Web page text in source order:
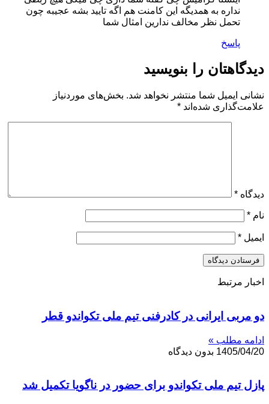
نداره به همدیگه این کامنت هم اگه تایید بشه عجیبه چون
تحمل نظر مخالف ندارین امثال شما
پاسخ
دیدگاهتان را بنویسید
نشانی ایمیل شما منتشر نخواهد شد. بخش‌های موردنیاز
علامت‌گذاری شده‌اند *
دیدگاه *
نام *
ایمیل *
اخبار مرتبط
دو مربی ایرانی در کادرفنی تیم ملی تکواندو قطر
ادامه مطلب »
1405/04/20 بدون دیدگاه
پازل تیم ملی تکواندو برای حضور در ناگویا تکمیل شد